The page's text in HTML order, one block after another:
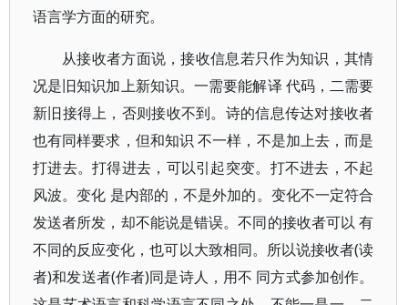
语言学方面的研究。
从接收者方面说，接收信息若只作为知识，其情
况是旧知识加上新知识。一需要能解译 代码，二需要
新旧接得上，否则接收不到。诗的信息传达对接收者
也有同样要求，但和知识 不一样，不是加上去，而是
打进去。打得进去，可以引起突变。打不进去，不起
风波。变化 是内部的，不是外加的。变化不一定符合
发送者所发，却不能说是错误。不同的接收者可以 有
不同的反应变化，也可以大致相同。所以说接收者(读
者)和发送者(作者)同是诗人，用不 同方式参加创作。